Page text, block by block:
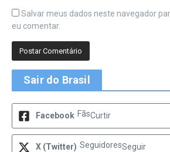
Salvar meus dados neste navegador
eu comentar.
Sair do Brasil
Facebook FãsCurtir
X (Twitter) SeguidoresSeguir